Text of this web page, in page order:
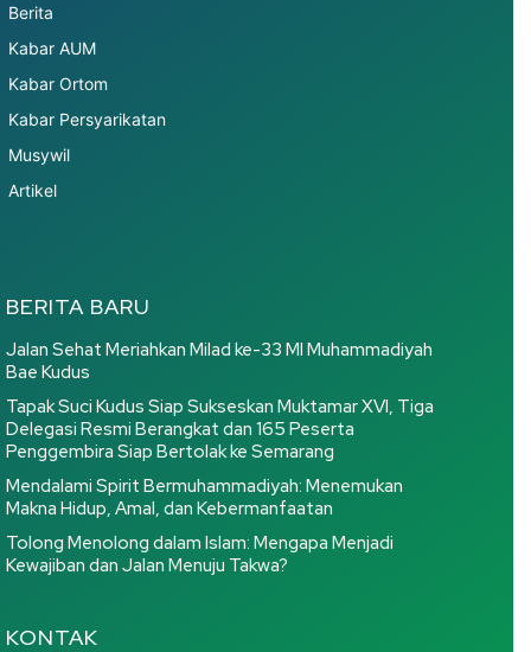
Berita
Kabar AUM
Kabar Ortom
Kabar Persyarikatan
Musywil
Artikel
BERITA BARU
Jalan Sehat Meriahkan Milad ke-33 MI Muhammadiyah
Bae Kudus
Tapak Suci Kudus Siap Sukseskan Muktamar XVI, Tiga
Delegasi Resmi Berangkat dan 165 Peserta
Penggembira Siap Bertolak ke Semarang
Mendalami Spirit Bermuhammadiyah: Menemukan
Makna Hidup, Amal, dan Kebermanfaatan
Tolong Menolong dalam Islam: Mengapa Menjadi
Kewajiban dan Jalan Menuju Takwa?
KONTAK